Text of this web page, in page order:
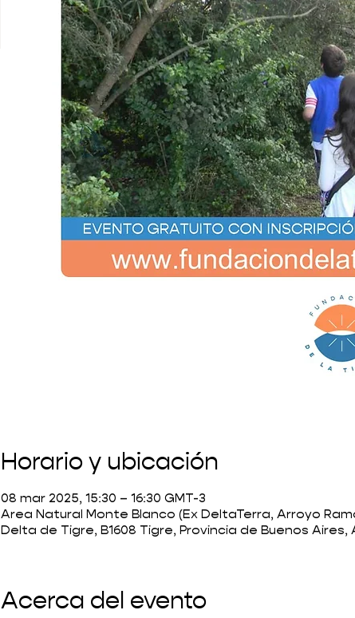
Horario y ubicación
08 mar 2025, 15:30 – 16:30 GMT-3
Area Natural Monte Blanco (Ex DeltaTerra, Arroyo
Delta de Tigre, B1608 Tigre, Provincia de Buenos Aires,
Acerca del evento